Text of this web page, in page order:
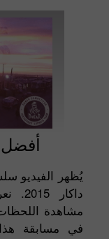
أفضل
يُظهر الفيديو
مشاهدة اللحظات
في مسابقة